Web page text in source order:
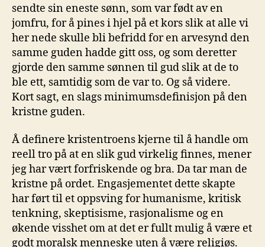
sendte sin eneste sønn, som var født av en
jomfru, for å pines i hjel på et kors slik at alle vi
her nede skulle bli befridd for en arvesynd den
samme guden hadde gitt oss, og som deretter
gjorde den samme sønnen til gud slik at de to
ble ett, samtidig som de var to. Og så videre.
Kort sagt, en slags minimumsdefinisjon på den
kristne guden.
Å definere kristentroens kjerne til å handle om
reell tro på at en slik gud virkelig finnes, mener
jeg har vært forfriskende og bra. Da tar man de
kristne på ordet. Engasjementet dette skapte
har ført til et oppsving for humanisme, kritisk
tenkning, skeptisisme, rasjonalisme og en
økende visshet om at det er fullt mulig å være et
godt moralsk menneske uten å være religiøs.